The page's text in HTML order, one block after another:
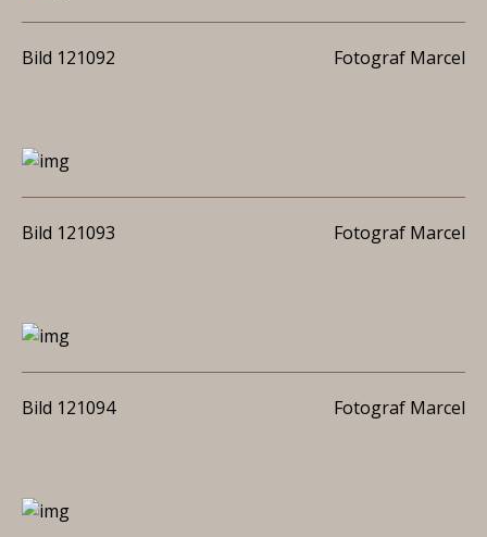
Bild 121092 Fotograf Marcel
Bild 121093 Fotograf Marcel
Bild 121094 Fotograf Marcel